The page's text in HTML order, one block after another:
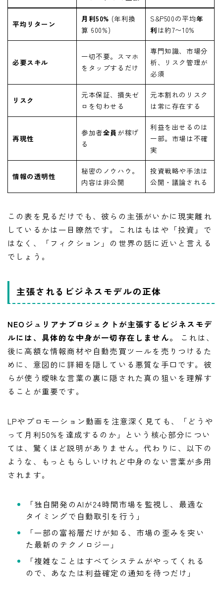
平均リターン
月利50% (年利換
算 600%)
S&P500の平均年
利 は約7〜10%
必要スキル
一切不要。スマホ
をタップするだけ
専門知識、市場分
析、リスク管理が
必須
リスク
元本保証、損失ゼ
ロを匂わせる
元本割れのリスク
は常に存在する
再現性
参加者全員 が稼げ
る
利益を出せるのは
一部。市場は不確
実
情報の透明性
秘密のノウハウ。
内容は非公開
投資戦略や手法は
公開・議論される
この表を見るだけでも、彼らの主張がいかに現実離れ
しているかは一目瞭然です。これはもはや「投資」で
はなく、「フィクション」の世界の話に近いと言える
でしょう。
主張されるビジネスモデルの正体
NEOジュリアナプロジェクトが主張するビジネスモデ
ルには、具体的な中身が一切存在しません。
これは、
後に高額な情報商材や自動売買ツールを売りつけるた
めに、意図的に詳細を隠している悪質な手口です。彼
らが使う曖昧な言葉の裏に隠された真の狙いを理解す
ることが重要です。
LPやプロモーション動画を注意深く見ても、「どうや
って月利50%を達成するのか」という核心部分につい
ては、驚くほど説明がありません。代わりに、以下の
ような、もっともらしいけれど中身のない言葉が多用
されます。
「独自開発のAIが24時間市場を監視し、最適な
タイミングで自動取引を行う」
「一部の富裕層だけが知る、市場の歪みを突い
た最新のテクノロジー」
「複雑なことはすべてシステムがやってくれる
ので、あなたは利益確定の通知を待つだけ」